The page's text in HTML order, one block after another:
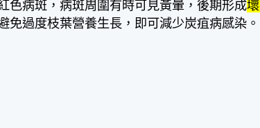
色病斑，病斑周圍有時可見黃暈，後期形成
免過度枝葉營養生長，即可減少炭疽病感染。